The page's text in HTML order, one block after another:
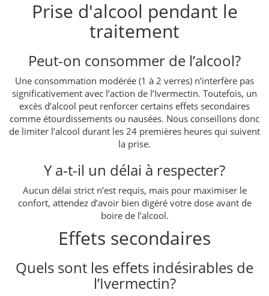
Prise d'alcool pendant le
traitement
Peut-on consommer de l’alcool?
Une consommation modérée (1 à 2 verres) n’interfère pas
significativement avec l’action de l’Ivermectin. Toutefois, un
excès d’alcool peut renforcer certains effets secondaires
comme étourdissements ou nausées. Nous conseillons donc
de limiter l’alcool durant les 24 premières heures qui suivent
la prise.
Y a-t-il un délai à respecter?
Aucun délai strict n’est requis, mais pour maximiser le
confort, attendez d’avoir bien digéré votre dose avant de
boire de l’alcool.
Effets secondaires
Quels sont les effets indésirables de
l’Ivermectin?